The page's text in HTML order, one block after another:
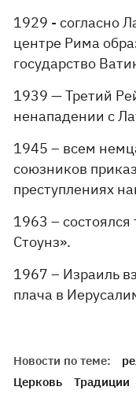
1929 - согласно
центре Рима
государство
1939 — Третий
ненападении с
1945 – всем
союзников
преступлениях
1963 –
Стоунз».
1967 – Израиль
плача в
Новости по теме:
Церковь
Традиции